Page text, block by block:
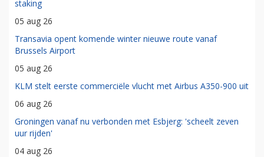
staking
05 aug 26
Transavia opent komende winter nieuwe route vanaf
Brussels Airport
05 aug 26
KLM stelt eerste commerciële vlucht met Airbus A350-900 uit
06 aug 26
Groningen vanaf nu verbonden met Esbjerg: 'scheelt zeven
uur rijden'
04 aug 26